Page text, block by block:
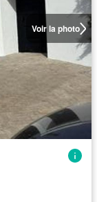
Voir la photo